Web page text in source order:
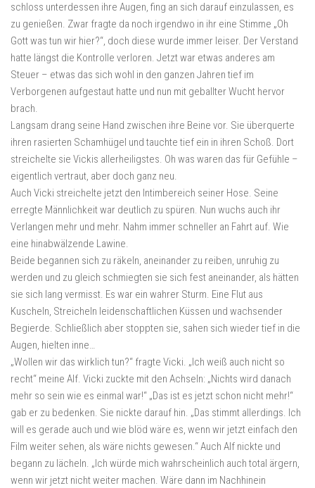
schloss unterdessen ihre Augen, fing an sich darauf einzulassen, es
zu genießen. Zwar fragte da noch irgendwo in ihr eine Stimme „Oh
Gott was tun wir hier?“, doch diese wurde immer leiser. Der Verstand
hatte längst die Kontrolle verloren. Jetzt war etwas anderes am
Steuer – etwas das sich wohl in den ganzen Jahren tief im
Verborgenen aufgestaut hatte und nun mit geballter Wucht hervor
brach.
Langsam drang seine Hand zwischen ihre Beine vor. Sie überquerte
ihren rasierten Schamhügel und tauchte tief ein in ihren Schoß. Dort
streichelte sie Vickis allerheiligstes. Oh was waren das für Gefühle –
eigentlich vertraut, aber doch ganz neu.
Auch Vicki streichelte jetzt den Intimbereich seiner Hose. Seine
erregte Männlichkeit war deutlich zu spüren. Nun wuchs auch ihr
Verlangen mehr und mehr. Nahm immer schneller an Fahrt auf. Wie
eine hinabwälzende Lawine.
Beide begannen sich zu räkeln, aneinander zu reiben, unruhig zu
werden und zu gleich schmiegten sie sich fest aneinander, als hätten
sie sich lang vermisst. Es war ein wahrer Sturm. Eine Flut aus
Kuscheln, Streicheln leidenschaftlichen Küssen und wachsender
Begierde. Schließlich aber stoppten sie, sahen sich wieder tief in die
Augen, hielten inne…
„Wollen wir das wirklich tun?“ fragte Vicki. „Ich weiß auch nicht so
recht“ meine Alf. Vicki zuckte mit den Achseln: „Nichts wird danach
mehr so sein wie es einmal war!“ „Das ist es jetzt schon nicht mehr!“
gab er zu bedenken. Sie nickte darauf hin. „Das stimmt allerdings. Ich
will es gerade auch und wie blöd wäre es, wenn wir jetzt einfach den
Film weiter sehen, als wäre nichts gewesen.“ Auch Alf nickte und
begann zu lächeln. „Ich würde mich wahrscheinlich auch total ärgern,
wenn wir jetzt nicht weiter machen. Wäre dann im Nachhinein